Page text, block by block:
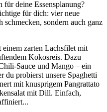
für deine Essensplanung?
für dich: vier neue
sondern auch ganz
zarten Lachsfilet mit
Kokosreis. Dazu
Sauce und Mango – ein
du probierst unsere Spaghetti
mit knusprigem Pangrattato
mit Dill. Einfach,